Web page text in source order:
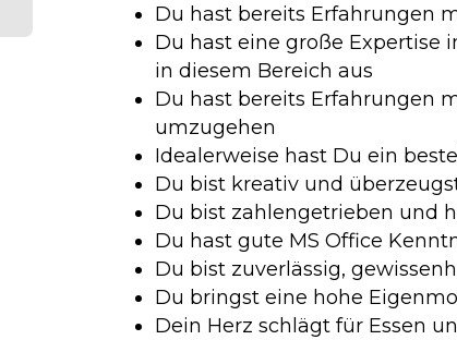
Du hast bereits Erfahrungen
Du hast eine große
in diesem Bereich aus
Du hast bereits Erfahrungen
umzugehen
Idealerweise hast Du ein
Du bist kreativ und
Du bist zahlengetrieben und
Du hast gute MS Office
Du bist zuverlässig,
Du bringst eine hohe
Dein Herz schlägt für Essen